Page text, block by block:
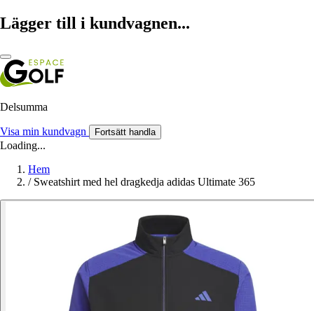
Lägger till i kundvagnen...
Delsumma
Visa min kundvagn Fortsätt handla
Loading...
Hem
/ Sweatshirt med hel dragkedja adidas Ultimate 365